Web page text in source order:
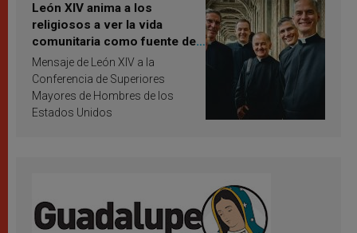
León XIV anima a los
religiosos a ver la vida
comunitaria como fuente de
inspiración y santificación
Mensaje de León XIV a la
Conferencia de Superiores
Mayores de Hombres de los
Estados Unidos